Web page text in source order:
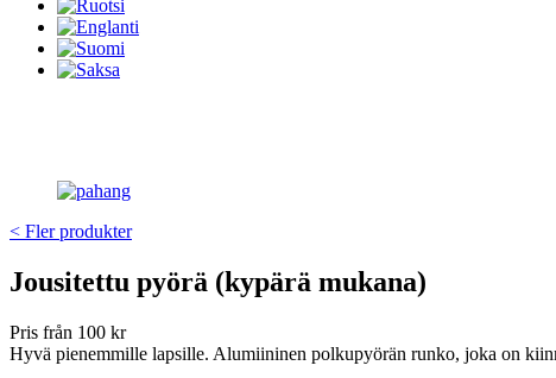
< Fler produkter
Jousitettu pyörä (kypärä mukana)
Pris från 100 kr
Hyvä pienemmille lapsille. Alumiininen polkupyörän runko, joka on